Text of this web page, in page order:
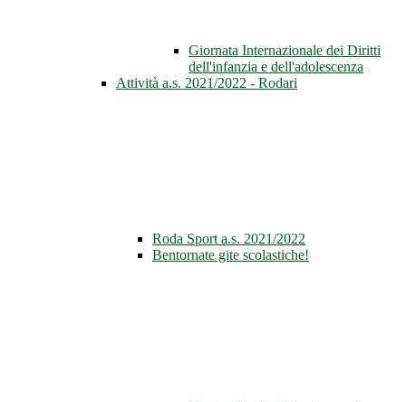
Giornata Internazionale dei Diritti
dell'infanzia e dell'adolescenza
Attività a.s. 2021/2022 - Rodari
Roda Sport a.s. 2021/2022
Bentornate gite scolastiche!